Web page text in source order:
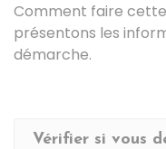
Comment faire
présentons les
démarche.
Vérifier si vous